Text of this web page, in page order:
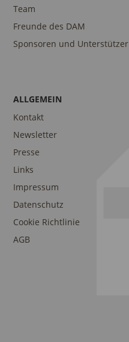
Team
Freunde des DAM
Sponsoren und Unterstützer
ALLGEMEIN
Kontakt
Newsletter
Presse
Links
Impressum
Datenschutz
Cookie Richtlinie
AGB